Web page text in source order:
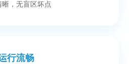
晰，无盲区坏点
行流畅